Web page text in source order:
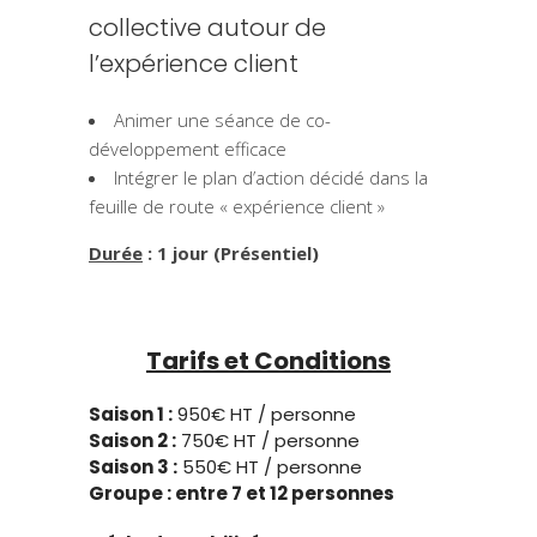
collective autour de
l’expérience client
Animer une séance de co-
développement efficace
Intégrer le plan d’action décidé dans la
feuille de route « expérience client »
Durée : 1 jour (Présentiel)
Tarifs et Conditions
Saison 1 :950€ HT / personne
Saison 2 : 750€ HT / personne
Saison 3 : 550€ HT / personne
Groupe :entre 7 et 12 personnes